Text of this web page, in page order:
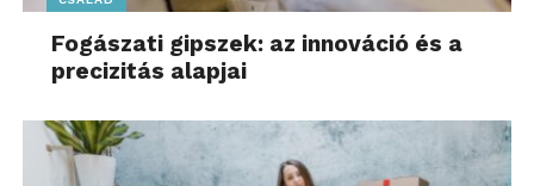
Fogászati gipszek: az innováció és a
precizitás alapjai